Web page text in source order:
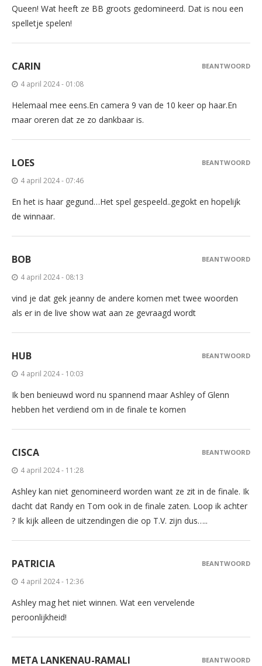
Queen! Wat heeft ze BB groots gedomineerd. Dat is nou een
spelletje spelen!
CARIN
4 april 2024 - 01:08
Helemaal mee eens.En camera 9 van de 10 keer op haar.En
maar oreren dat ze zo dankbaar is.
BEANTWOORD
LOES
4 april 2024 - 07:46
En het is haar gegund…Het spel gespeeld..gegokt en hopelijk
de winnaar.
BEANTWOORD
BOB
4 april 2024 - 08:13
vind je dat gek jeanny de andere komen met twee woorden
als er in de live show wat aan ze gevraagd wordt
BEANTWOORD
HUB
4 april 2024 - 10:03
Ik ben benieuwd word nu spannend maar Ashley of Glenn
hebben het verdiend om in de finale te komen
BEANTWOORD
CISCA
4 april 2024 - 11:28
Ashley kan niet genomineerd worden want ze zit in de finale. Ik
dacht dat Randy en Tom ook in de finale zaten. Loop ik achter
? Ik kijk alleen de uitzendingen die op T.V. zijn dus…..
BEANTWOORD
PATRICIA
4 april 2024 - 12:36
Ashley mag het niet winnen. Wat een vervelende
peroonlijkheid!
BEANTWOORD
META LANKENAU-RAMALI BEANTWOORD